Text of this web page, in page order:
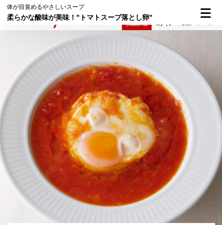
体が目覚めるやさしいスープ
柔らかな酸味が美味！"トマトスープ落とし卵"